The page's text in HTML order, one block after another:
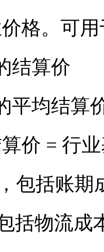
格。可
结算价
平均结算
价 = 行
包括账期
括物流成